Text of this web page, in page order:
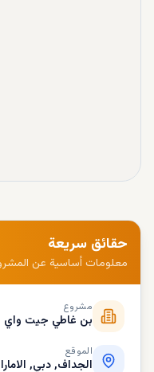
حقائق سريعة
معلومات أساسية عن
مشروع
بن غاطي جيت واي
الموقع
الجداف, دبي,